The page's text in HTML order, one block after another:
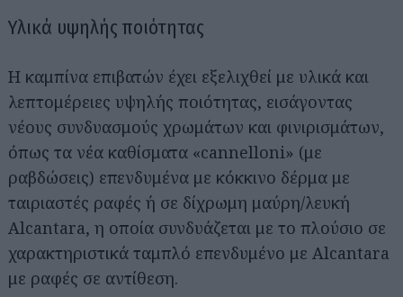
Υλικά υψηλής ποιότητας
Η καμπίνα επιβατών έχει εξελιχθεί με υλικά και
λεπτομέρειες υψηλής ποιότητας, εισάγοντας
νέους συνδυασμούς χρωμάτων και φινιρισμάτων,
όπως τα νέα καθίσματα «cannelloni» (με
ραβδώσεις) επενδυμένα με κόκκινο δέρμα με
ταιριαστές ραφές ή σε δίχρωμη μαύρη/λευκή
Alcantara, η οποία συνδυάζεται με το πλούσιο σε
χαρακτηριστικά ταμπλό επενδυμένο με Alcantara
με ραφές σε αντίθεση.